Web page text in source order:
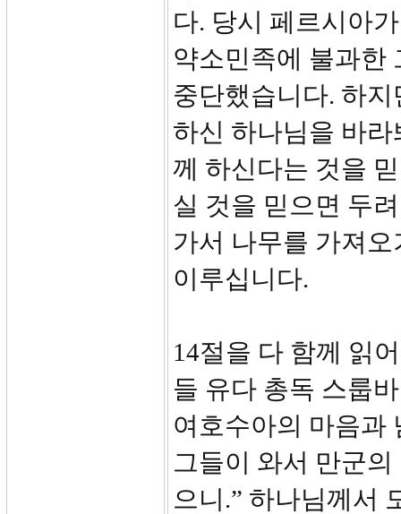
다. 당시 페르시아
약소민족에 불과한
중단했습니다. 하
하신 하나님을 바
께 하신다는 것을
실 것을 믿으면 두
가서 나무를 가져
이루십니다.
14절을 다 함께 읽
들 유다 총독 스룹
여호수아의 마음과
그들이 와서 만군
으니.” 하나님께서